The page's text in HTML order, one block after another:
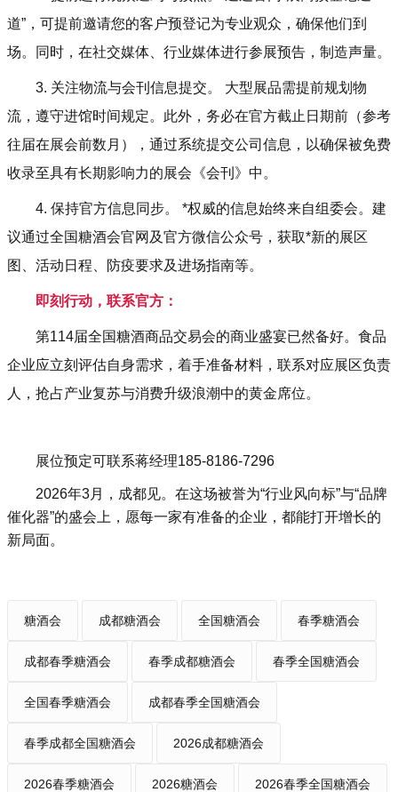
道”，可提前邀请您的客户预登记为专业观众，确保他们到
场。同时，在社交媒体、行业媒体进行参展预告，制造声量。
3. 关注物流与会刊信息提交。 大型展品需提前规划物
流，遵守进馆时间规定。此外，务必在官方截止日期前（参考
往届在展会前数月），通过系统提交公司信息，以确保被免费
收录至具有长期影响力的展会《会刊》中。
4. 保持官方信息同步。 *权威的信息始终来自组委会。建
议通过全国糖酒会官网及官方微信公众号，获取*新的展区
图、活动日程、防疫要求及进场指南等。
即刻行动，联系官方：
第114届全国糖酒商品交易会的商业盛宴已然备好。食品
企业应立刻评估自身需求，着手准备材料，联系对应展区负责
人，抢占产业复苏与消费升级浪潮中的黄金席位。
展位预定可联系蒋经理185-8186-7296
2026年3月，成都见。在这场被誉为“行业风向标”与“品牌
催化器”的盛会上，愿每一家有准备的企业，都能打开增长的
新局面。
糖酒会 成都糖酒会 全国糖酒会 春季糖酒会
成都春季糖酒会 春季成都糖酒会 春季全国糖酒会
全国春季糖酒会 成都春季全国糖酒会
春季成都全国糖酒会 2026成都糖酒会
2026春季糖酒会 2026糖酒会 2026春季全国糖酒会